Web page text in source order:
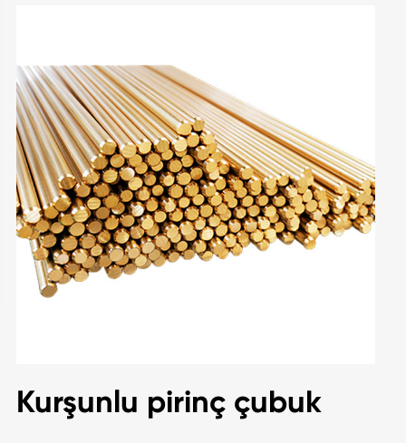
Kurşunlu pirinç çubuk